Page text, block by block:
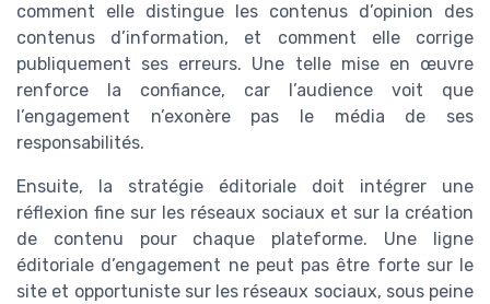
comment elle distingue les contenus d’opinion des
contenus d’information, et comment elle corrige
publiquement ses erreurs. Une telle mise en œuvre
renforce la confiance, car l’audience voit que
l’engagement n’exonère pas le média de ses
responsabilités.
Ensuite, la stratégie éditoriale doit intégrer une
réflexion fine sur les réseaux sociaux et sur la création
de contenu pour chaque plateforme. Une ligne
éditoriale d’engagement ne peut pas être forte sur le
site et opportuniste sur les réseaux sociaux, sous peine